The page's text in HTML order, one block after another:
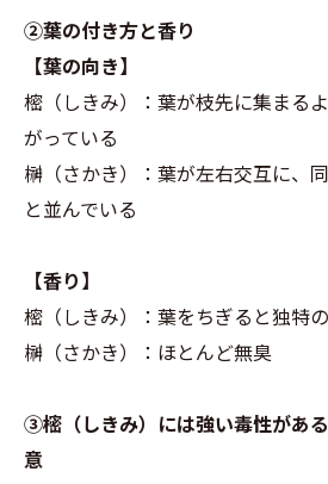
②葉の付き方と香り
【葉の向き】
樒（しきみ）：葉が枝先に集まる
がっている
榊（さかき）：葉が左右交互に、
と並んでいる
【香り】
樒（しきみ）：葉をちぎると独特
榊（さかき）：ほとんど無臭
③樒（しきみ）には強い毒性があ
意